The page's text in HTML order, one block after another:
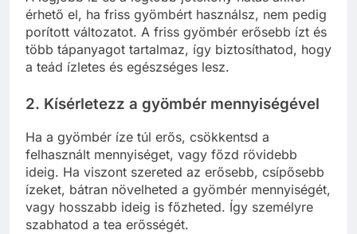
érhető el, ha friss gyömbért használsz, nem pedig
porított változatot. A friss gyömbér erősebb ízt és
több tápanyagot tartalmaz, így biztosíthatod, hogy
a teád ízletes és egészséges lesz.
2. Kísérletezz a gyömbér mennyiségével
Ha a gyömbér íze túl erős, csökkentsd a
felhasznált mennyiséget, vagy főzd rövidebb
ideig. Ha viszont szereted az erősebb, csípősebb
ízeket, bátran növelheted a gyömbér mennyiségét,
vagy hosszabb ideig is főzheted. Így személyre
szabhatod a tea erősségét.